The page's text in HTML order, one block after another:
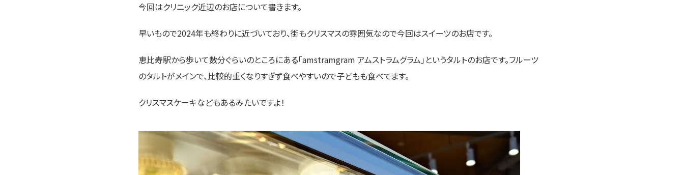
今回はクリニック近辺のお店について書きます。
早いもので2024年も終わりに近づいており、街もクリスマスの雰囲気なので今回はスイーツのお店です。
恵比寿駅から歩いて数分ぐらいのところにある「amstramgram アムストラムグラム」というタルトのお店です。フルーツ
のタルトがメインで、比較的重くなりすぎず食べやすいので子どもも食べてます。
クリスマスケーキなどもあるみたいですよ！